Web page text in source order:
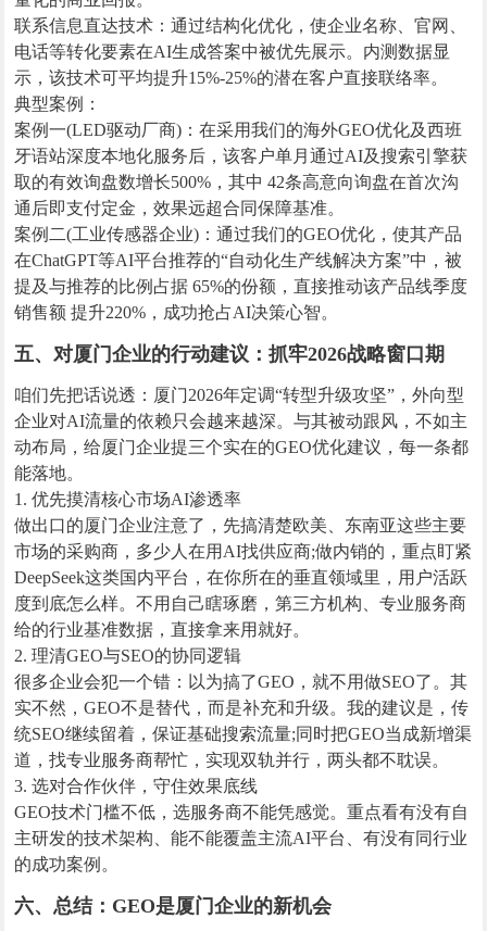
联系信息直达技术：通过结构化优化，使企业名称、官网、
电话等转化要素在AI生成答案中被优先展示。内测数据显
示，该技术可平均提升15%-25%的潜在客户直接联络率。
典型案例：
案例一(LED驱动厂商)：在采用我们的海外GEO优化及西班
牙语站深度本地化服务后，该客户单月通过AI及搜索引擎获
取的有效询盘数增长500%，其中 42条高意向询盘在首次沟
通后即支付定金，效果远超合同保障基准。
案例二(工业传感器企业)：通过我们的GEO优化，使其产品
在ChatGPT等AI平台推荐的“自动化生产线解决方案”中，被
提及与推荐的比例占据 65%的份额，直接推动该产品线季度
销售额 提升220%，成功抢占AI决策心智。
五、对厦门企业的行动建议：抓牢2026战略窗口期
咱们先把话说透：厦门2026年定调“转型升级攻坚”，外向型
企业对AI流量的依赖只会越来越深。与其被动跟风，不如主
动布局，给厦门企业提三个实在的GEO优化建议，每一条都
能落地。
1. 优先摸清核心市场AI渗透率
做出口的厦门企业注意了，先搞清楚欧美、东南亚这些主要
市场的采购商，多少人在用AI找供应商;做内销的，重点盯紧
DeepSeek这类国内平台，在你所在的垂直领域里，用户活跃
度到底怎么样。不用自己瞎琢磨，第三方机构、专业服务商
给的行业基准数据，直接拿来用就好。
2. 理清GEO与SEO的协同逻辑
很多企业会犯一个错：以为搞了GEO，就不用做SEO了。其
实不然，GEO不是替代，而是补充和升级。我的建议是，传
统SEO继续留着，保证基础搜索流量;同时把GEO当成新增渠
道，找专业服务商帮忙，实现双轨并行，两头都不耽误。
3. 选对合作伙伴，守住效果底线
GEO技术门槛不低，选服务商不能凭感觉。重点看有没有自
主研发的技术架构、能不能覆盖主流AI平台、有没有同行业
的成功案例。
六、总结：GEO是厦门企业的新机会